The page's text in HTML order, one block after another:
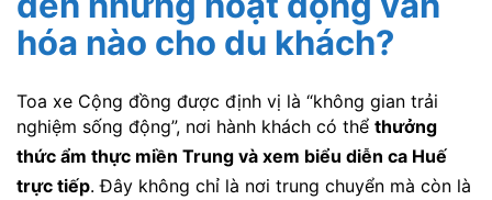
hóa nào cho du khách?
Toa xe Cộng đồng được định vị là “không gian trải
nghiệm sống động”, nơi hành khách có thể thưởng
thức ẩm thực miền Trung và xem biểu diễn ca Huế
trực tiếp. Đây không chỉ là nơi trung chuyển mà còn là